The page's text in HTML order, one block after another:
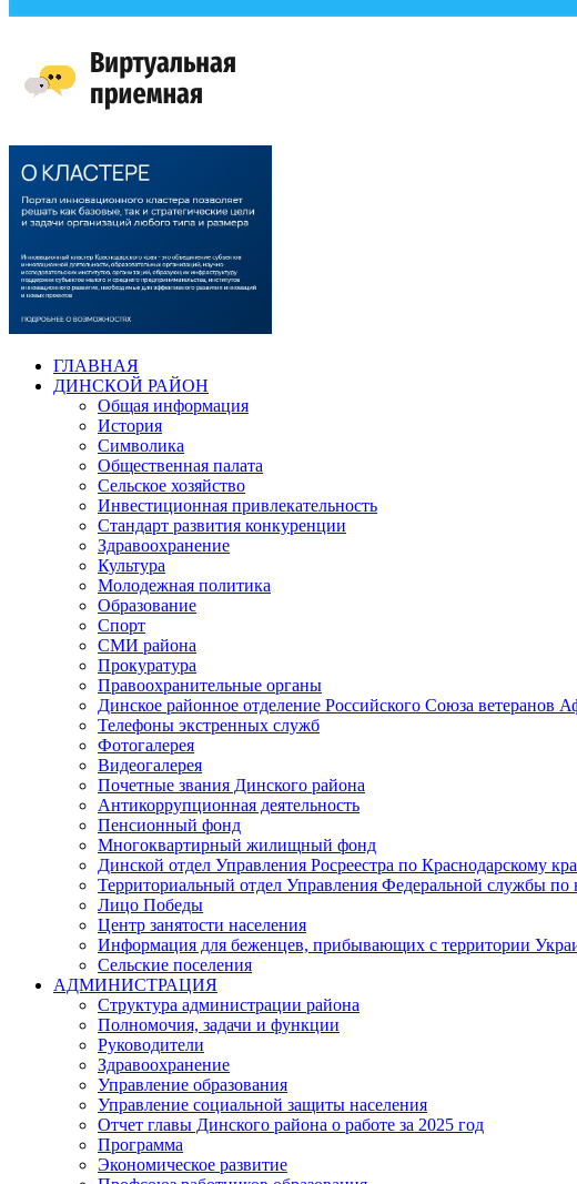
ГЛАВНАЯ
ДИНСКОЙ РАЙОН
Общая информация
История
Символика
Общественная палата
Сельское хозяйство
Инвестиционная привлекательность
Стандарт развития конкуренции
Здравоохранение
Культура
Молодежная политика
Образование
Спорт
СМИ района
Прокуратура
Правоохранительные органы
Динское районное отделение Российского Союза ветеранов
Телефоны экстренных служб
Фотогалерея
Видеогалерея
Почетные звания Динского района
Антикоррупционная деятельность
Пенсионный фонд
Многоквартирный жилищный фонд
Динской отдел Управления Росреестра по Краснодарскому
Территориальный отдел Управления Федеральной службы по
Лицо Победы
Центр занятости населения
Информация для беженцев, прибывающих с территории
Сельские поселения
АДМИНИСТРАЦИЯ
Структура администрации района
Полномочия, задачи и функции
Руководители
Здравоохранение
Управление образования
Управление социальной защиты населения
Отчет главы Динского района о работе за 2025 год
Программа
Экономическое развитие